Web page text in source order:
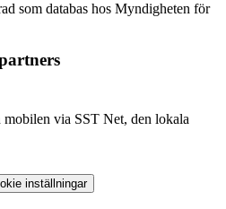
som databas hos Myndigheten för
via SST Net, den lokala
inställningar